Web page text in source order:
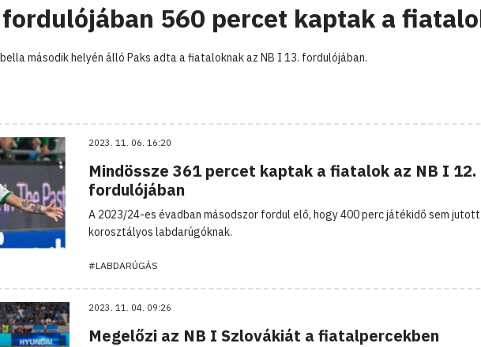
560 percet kaptak a
második helyén álló Paks adta a fiataloknak az NB I 13. fordulójában.
2023. 11. 06. 16:20
Mindössze 361 percet kaptak a fiatalok az NB I 12.
fordulójában
A 2023/24-es évadban másodszor fordul elő, hogy 400 perc játékidő sem
korosztályos labdarúgóknak.
#LABDARÚGÁS
2023. 11. 04. 09:26
Megelőzi az NB I Szlovákiát a fiatalpercekben